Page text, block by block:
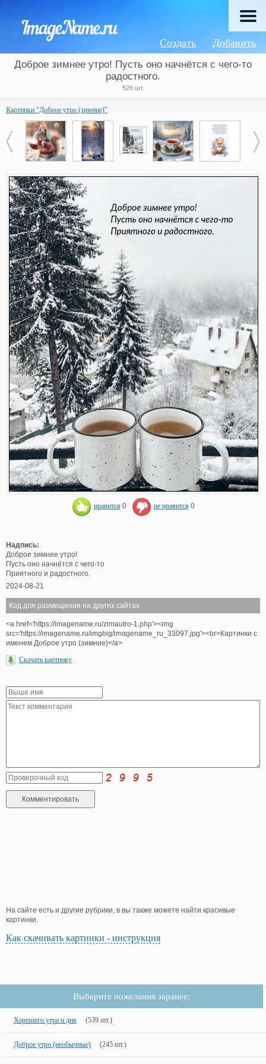
Добавить
Создать
Доброе зимнее утро! Пусть оно начнётся с чего-то
радостного.
526 шт.
Картинки "Доброе утро (зимние)"
нравится 0 не нравится 0
Надпись:
Доброе зимнее утро!
Пусть оно начнётся с чего-то
Приятного и радостного.
2024-08-21
Код для размещения на других сайтах
<a href='https://imagename.ru/zimautro-1.php'><img
src='https://imagename.ru/imgbig/imagename_ru_33097.jpg'><br>Картинки с
именем Доброе утро (зимние)</a>
Скачать картинку
На сайте есть и другие рубрики, в вы также можете найти красивые
картинки.
Как скачивать картинки - инструкция
Выберите пожелания заранее:
Хорошего утра и дня (539 шт.)
Доброе утро (необычные) (245 шт.)